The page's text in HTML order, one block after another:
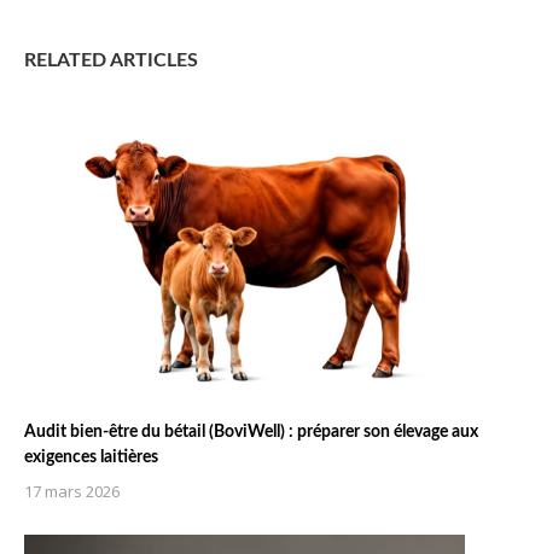
RELATED ARTICLES
Audit bien-être du bétail (BoviWell) : préparer son élevage aux
exigences laitières
17 mars 2026